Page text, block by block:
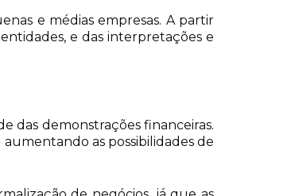
e médias empresas. A partir
e das interpretações e
das demonstrações financeiras.
as possibilidades de